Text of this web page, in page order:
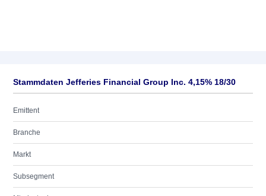
Stammdaten Jefferies Financial Group Inc. 4,15% 18/30
Emittent
Branche
Markt
Subsegment